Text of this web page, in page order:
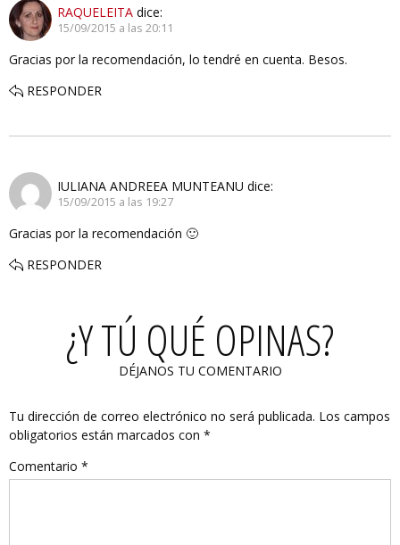
RAQUELEITA dice:
15/09/2015 a las 20:11
Gracias por la recomendación, lo tendré en cuenta. Besos.
RESPONDER
IULIANA ANDREEA MUNTEANU dice:
15/09/2015 a las 19:27
Gracias por la recomendación 🙂
RESPONDER
¿Y TÚ QUÉ OPINAS?
DÉJANOS TU COMENTARIO
Tu dirección de correo electrónico no será publicada. Los campos
obligatorios están marcados con *
Comentario *